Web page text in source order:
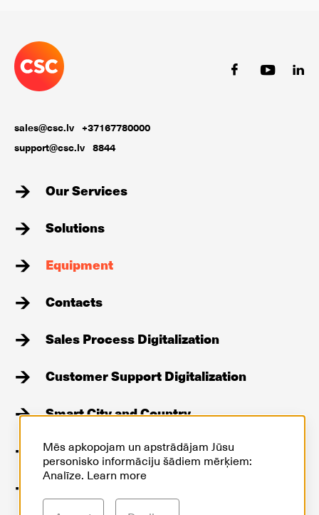
sales@csc.lv +37167780000
support@csc.lv 8844
Our Services
Solutions
Equipment
Contacts
Sales Process Digitalization
Customer Support Digitalization
Smart City and Country
Stories
Mēs apkopojam un apstrādājam Jūsu
personisko informāciju šādiem mērķiem:
Analīze. Learn more